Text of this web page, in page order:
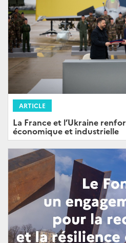
ARTICLE
La France et l’Ukraine
économique et industrielle